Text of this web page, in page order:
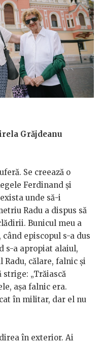
Grăjdeanu
Se creează o
Ferdinand și
unde să-i
Radu a dispus să
Bunicul meu a
episcopul s-a dus
s-a apropiat alaiul,
Radu, călare, falnic și
„Trăiască
așa falnic era.
în militar, dar el nu
în exterior. Ai